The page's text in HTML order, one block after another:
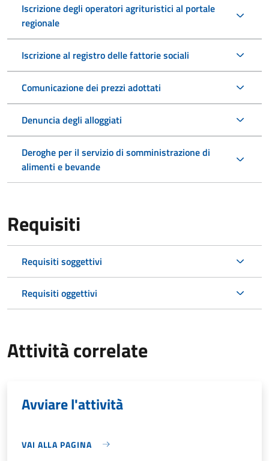
Iscrizione degli operatori agrituristici al portale
regionale
Iscrizione al registro delle fattorie sociali
Comunicazione dei prezzi adottati
Denuncia degli alloggiati
Deroghe per il servizio di somministrazione di
alimenti e bevande
Requisiti
Requisiti soggettivi
Requisiti oggettivi
Attività correlate
Avviare l'attività
VAI ALLA PAGINA